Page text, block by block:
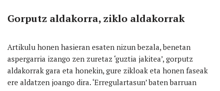
Gorputz aldakorra, ziklo aldakorrak
Artikulu honen hasieran esaten nizun bezala, benetan
aspergarria izango zen zuretaz ‘guztia jakitea’, gorputz
aldakorrak gara eta honekin, gure zikloak eta honen faseak
ere aldatzen joango dira. ‘Erregulartasun’ baten barruan